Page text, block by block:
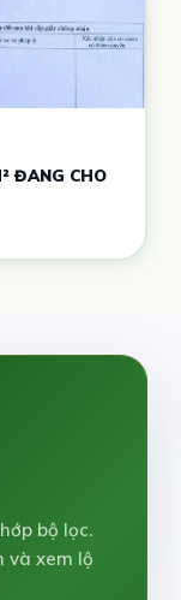
ĐANG CHO
bộ lọc.
và xem lộ